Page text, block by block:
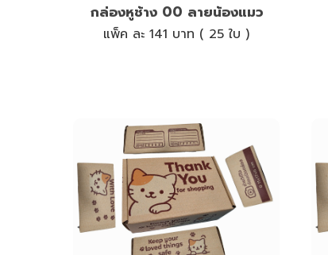
กล่องหูช้าง 00 ลายน้องแมว
แพ็ค ละ 141 บาท ( 25 ใบ )